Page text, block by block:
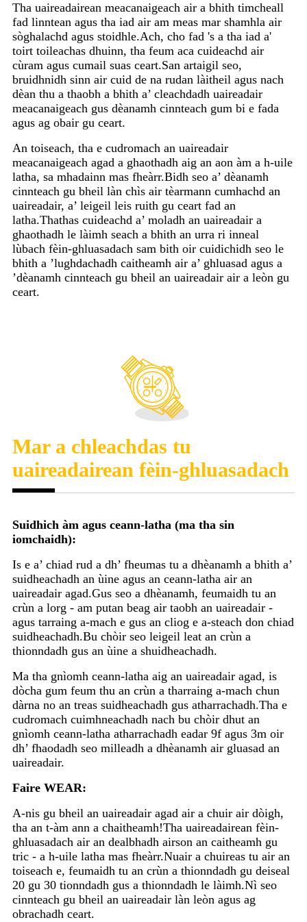
Tha uaireadairean meacanaigeach air a bhith timcheall
fad linntean agus tha iad air am meas mar shamhla air
sòghalachd agus stoidhle.Ach, cho fad 's a tha iad a'
toirt toileachas dhuinn, tha feum aca cuideachd air
cùram agus cumail suas ceart.San artaigil seo,
bruidhnidh sinn air cuid de na rudan làitheil agus nach
dèan thu a thaobh a bhith a’ cleachdadh uaireadair
meacanaigeach gus dèanamh cinnteach gum bi e fada
agus ag obair gu ceart.
An toiseach, tha e cudromach an uaireadair
meacanaigeach agad a ghaothadh aig an aon àm a h-uile
latha, sa mhadainn mas fheàrr.Bidh seo a’ dèanamh
cinnteach gu bheil làn chìs air tèarmann cumhachd an
uaireadair, a’ leigeil leis ruith gu ceart fad an
latha.Thathas cuideachd a’ moladh an uaireadair a
ghaothadh le làimh seach a bhith an urra ri inneal
lùbach fèin-ghluasadach sam bith oir cuidichidh seo le
bhith a ’lughdachadh caitheamh air a’ ghluasad agus a
’dèanamh cinnteach gu bheil an uaireadair air a leòn gu
ceart.
Mar a chleachdas tu
uaireadairean fèin-ghluasadach
Suidhich àm agus ceann-latha (ma tha sin
iomchaidh):
Is e a’ chiad rud a dh’ fheumas tu a dhèanamh a bhith a’
suidheachadh an ùine agus an ceann-latha air an
uaireadair agad.Gus seo a dhèanamh, feumaidh tu an
crùn a lorg - am putan beag air taobh an uaireadair -
agus tarraing a-mach e gus an cliog e a-steach don chiad
suidheachadh.Bu chòir seo leigeil leat an crùn a
thionndadh gus an ùine a shuidheachadh.
Ma tha gnìomh ceann-latha aig an uaireadair agad, is
dòcha gum feum thu an crùn a tharraing a-mach chun
dàrna no an treas suidheachadh gus atharrachadh.Tha e
cudromach cuimhneachadh nach bu chòir dhut an
gnìomh ceann-latha atharrachadh eadar 9f agus 3m oir
dh’ fhaodadh seo milleadh a dhèanamh air gluasad an
uaireadair.
Faire WEAR:
A-nis gu bheil an uaireadair agad air a chuir air dòigh,
tha an t-àm ann a chaitheamh!Tha uaireadairean fèin-
ghluasadach air an dealbhadh airson an caitheamh gu
tric - a h-uile latha mas fheàrr.Nuair a chuireas tu air an
toiseach e, feumaidh tu an crùn a thionndadh gu deiseal
20 gu 30 tionndadh gus a thionndadh le làimh.Nì seo
cinnteach gu bheil an uaireadair làn leòn agus ag
obrachadh ceart.